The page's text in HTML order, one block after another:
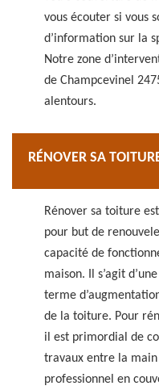
vous écouter si vous
d’information sur la
Notre zone
de Champcevinel
alentours.
RÉNOVER SA
Rénover sa toiture
pour but de
capacité de
maison. Il s’agit
terme
de la toiture. Pour
il est primordial de
travaux entre la
professionnel en